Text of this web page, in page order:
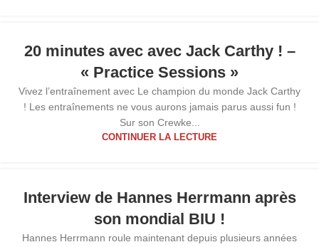
04
OCT20 minutes avec avec Jack Carthy ! –
« Practice Sessions »
Vivez l’entraînement avec Le champion du monde Jack Carthy
! Les entraînements ne vous aurons jamais parus aussi fun !
Sur son Crewke...
CONTINUER LA LECTURE
19
SEPInterview de Hannes Herrmann après
son mondial BIU !
Hannes Herrmann roule maintenant depuis plusieurs années